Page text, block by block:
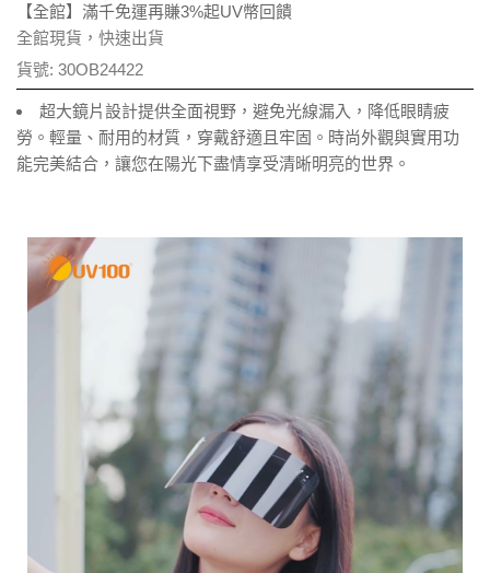
【全館】滿千免運再賺3%起UV幣回饋
全館現貨，快速出貨
貨號: 30OB24422
超大鏡片設計提供全面視野，避免光線漏入，降低眼睛疲
勞。輕量、耐用的材質，穿戴舒適且牢固。時尚外觀與實用功
能完美結合，讓您在陽光下盡情享受清晰明亮的世界。